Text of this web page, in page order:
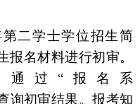
第二学士学位招生简
报名材料进行初审。
通过“报名系
询初审结果。报考知